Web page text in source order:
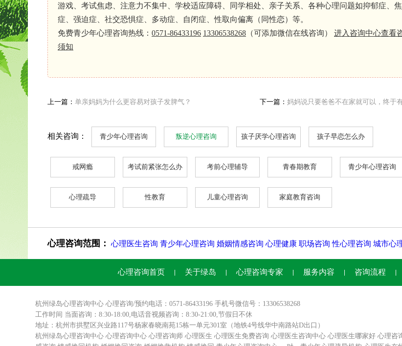
游戏、考试焦虑、注意力不集中、学校适应障碍、同学相处、亲子关系、各种心理问题如抑郁症、
症、强迫症、社交恐惧症、多动症、自闭症、性取向偏离（同性恋）等。
免费青少年心理咨询热线： 0571-86433196 13306538268 （可添加微信在线咨询） 进入咨询中心查看
须知
上一篇： 单亲妈妈为什么更容易对孩子发脾气？ 下一篇： 妈妈说只要爸爸不在家就可以，终于
相关咨询： 青少年心理咨询 叛逆心理咨询 孩子厌学心理咨询 孩子早恋怎么办
戒网瘾 考试前紧张怎么办 考前心理辅导 青春期教育 青少年心理咨询
心理疏导 性教育 儿童心理咨询 家庭教育咨询
心理咨询范围： 心理医生咨询 青少年心理咨询 婚姻情感咨询 心理健康 职场咨询 性心理咨询 城市心
心理咨询首页 关于绿岛 心理咨询专家 服务内容 咨询流程
杭州绿岛心理咨询中心 心理咨询/预约电话：0571-86433196 手机号微信号：13306538268
工作时间 当面咨询：8:30-18:00,电话音视频咨询：8:30-21:00,节假日不休
地址：杭州市拱墅区兴业路117号杨家春晓南苑15栋一单元301室（地铁4号线华中南路站D出口）
杭州绿岛心理咨询中心 心理咨询中心 心理咨询师 心理医生 心理医生免费咨询 心理医生咨询中心 心理医生哪家好 心理咨